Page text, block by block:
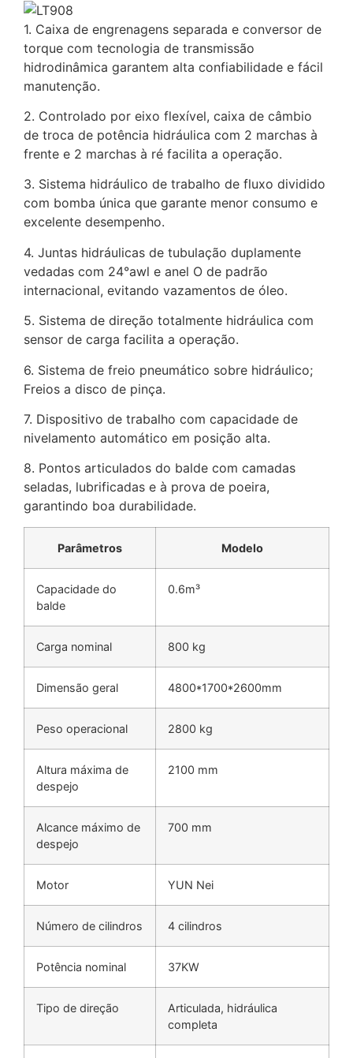
1. Caixa de engrenagens separada e conversor de
torque com tecnologia de transmissão
hidrodinâmica garantem alta confiabilidade e fácil
manutenção.
2. Controlado por eixo flexível, caixa de câmbio
de troca de potência hidráulica com 2 marchas à
frente e 2 marchas à ré facilita a operação.
3. Sistema hidráulico de trabalho de fluxo dividido
com bomba única que garante menor consumo e
excelente desempenho.
4. Juntas hidráulicas de tubulação duplamente
vedadas com 24°awl e anel O de padrão
internacional, evitando vazamentos de óleo.
5. Sistema de direção totalmente hidráulica com
sensor de carga facilita a operação.
6. Sistema de freio pneumático sobre hidráulico;
Freios a disco de pinça.
7. Dispositivo de trabalho com capacidade de
nivelamento automático em posição alta.
8. Pontos articulados do balde com camadas
seladas, lubrificadas e à prova de poeira,
garantindo boa durabilidade.
Parâmetros Modelo
Capacidade do
balde
0.6m³
Carga nominal 800 kg
Dimensão geral 4800*1700*2600mm
Peso operacional 2800 kg
Altura máxima de
despejo
2100 mm
Alcance máximo de
despejo
700 mm
Motor YUN Nei
Número de cilindros 4 cilindros
Potência nominal 37KW
Tipo de direção
Articulada, hidráulica
completa